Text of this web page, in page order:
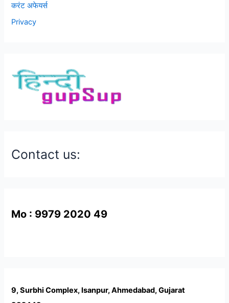
करंट अफेयर्स
Privacy
Contact us:
Mo : 9979 2020 49
9, Surbhi Complex, Isanpur, Ahmedabad, Gujarat